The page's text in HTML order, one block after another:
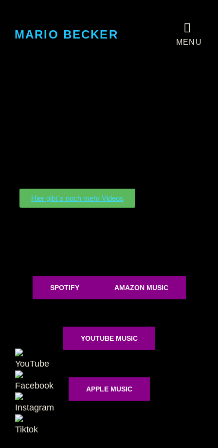
MARIO BECKER
MENU
Hier gibt´s noch mehr Videos
SPOTIFY AMAZON MUSIC
YOUTUBE MUSIC
APPLE MUSIC